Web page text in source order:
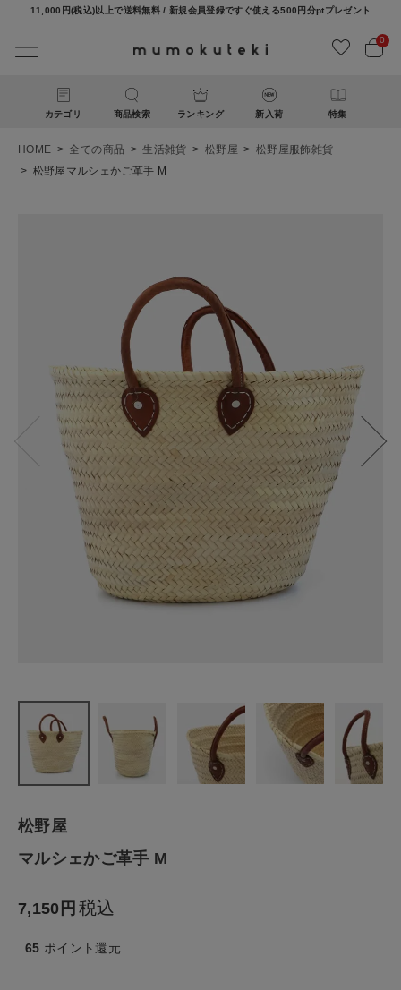
11,000円(税込)以上で送料無料 / 新規会員登録ですぐ使える500円分ptプレゼント
0
カテゴリ 商品検索 ランキング 新入荷 特集
ログイン 新規会員登録
ナチュラル服
ファッション雑貨
食品
ギフト
HOME 全ての商品 生活雑貨 松野屋
松野屋服飾雑貨
松野屋マルシェかご革手 M
松野屋
マルシェかご革手 M
7,150 税込
65 ポイント還元